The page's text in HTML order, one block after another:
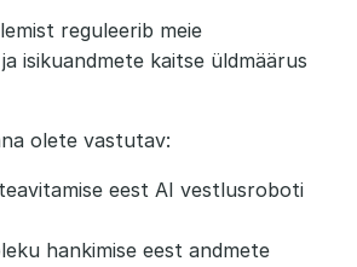
reguleerib meie
isikuandmete kaitse üldmäärus
olete vastutav:
eest AI vestlusroboti
hankimise eest andmete